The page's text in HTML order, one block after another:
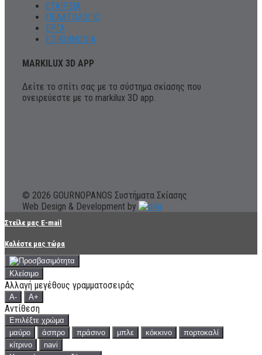
ΕΤΑΙΡΕΙΑ
ΠΕΛΑΤΟΛΟΓΙΟ
ΕΡΓΑ
ΕΠΙΚΟΙΝΩΝΙΑ
MARKILUX 3D APP
Δείτε το σπίτι σας με το σύστημα σκίασης που
ονειρεύεστε με το markilux 3D app.
© 2026 GOURNOPANOS Συστήματα Σκίασης
Web Design & Development by
Στείλε μας E-mail
Καλέστε μας τώρα
Κλείσιμο
Αλλαγή μεγέθους γραμματοσειράς
A- A+
Αντίθεση
Επιλέξτε χρώμα
μαύρο
άσπρο πράσινο μπλε κόκκινο
πορτοκαλί
κίτρινο
navi